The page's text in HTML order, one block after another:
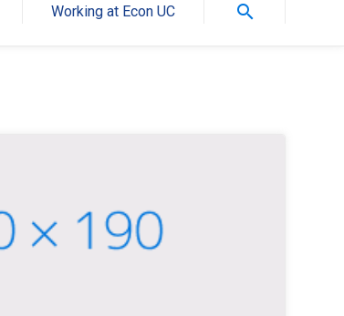
Working at Econ UC search